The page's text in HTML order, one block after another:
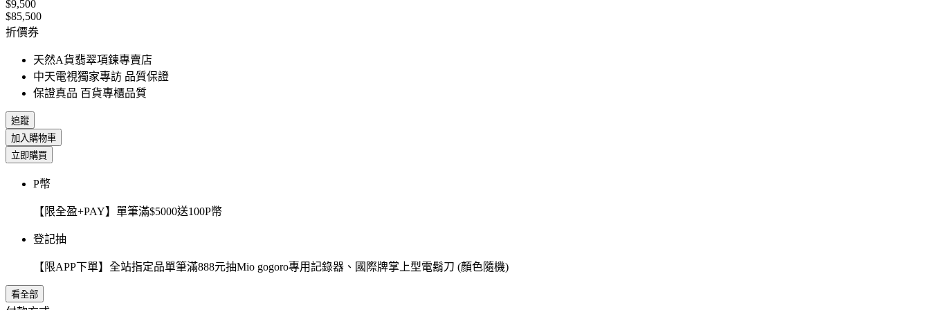
$9,500
$85,500
折價券
天然A貨翡翠項鍊專賣店
中天電視獨家專訪 品質保證
保證真品 百貨專櫃品質
追蹤
加入購物車
立即購買
P幣
【限全盈+PAY】單筆滿$5000送100P幣
登記抽
【限APP下單】全站指定品單筆滿888元抽Mio gogoro專用記錄器、國際牌掌上型電鬍刀 (顏色隨機)
看全部